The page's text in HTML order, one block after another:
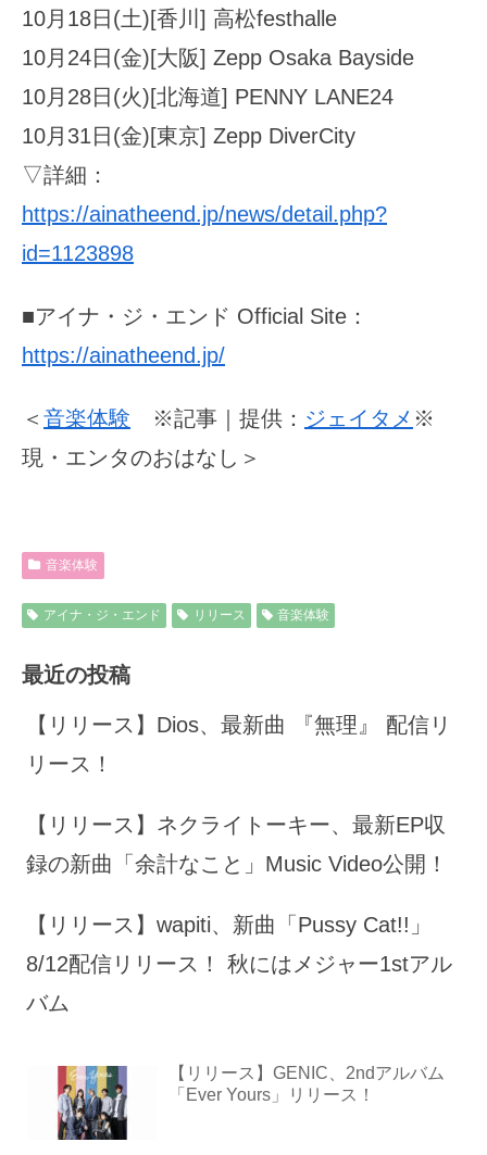
10月18日(土)[香川] 高松festhalle
10月24日(金)[大阪] Zepp Osaka Bayside
10月28日(火)[北海道] PENNY LANE24
10月31日(金)[東京] Zepp DiverCity
▽詳細：
https://ainatheend.jp/news/detail.php?
id=1123898
■アイナ・ジ・エンド Official Site：
https://ainatheend.jp/
＜ 音楽体験 ※記事｜提供： ジェイタメ ※
現・エンタのおはなし＞
音楽体験
アイナ・ジ・エンド リリース 音楽体験
最近の投稿
【リリース】Dios、最新曲 『無理』 配信リ
リース！
【リリース】ネクライトーキー、最新EP収
録の新曲「余計なこと」Music Video公開！
【リリース】wapiti、新曲「Pussy Cat!!」
8/12配信リリース！ 秋にはメジャー1stアル
バム
【リリース】GENIC、2ndアルバム
「Ever Yours」リリース！